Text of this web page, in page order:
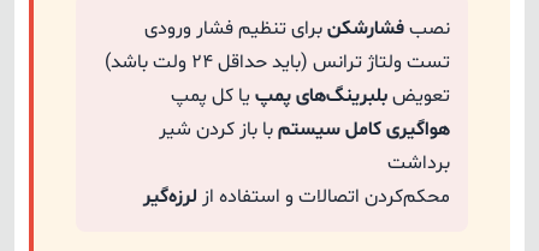
نصبفشارشکنبرای تنظیم فشار ورودی
تست ولتاژ ترانس (باید حداقل ۲۴ ولت باشد)
تعویضبلبرینگ‌های پمپیا کل پمپ
هواگیری کامل سیستمبا باز کردن شیر
برداشت
محکم‌کردن اتصالات و استفاده از لرزه‌گیر